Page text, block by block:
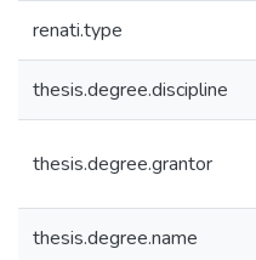
renati.type
thesis.degree.discipline
thesis.degree.grantor
thesis.degree.name